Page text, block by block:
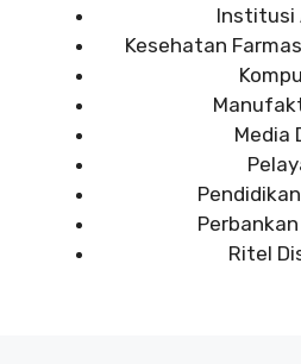
Institusi
Kesehatan
Media
Ritel